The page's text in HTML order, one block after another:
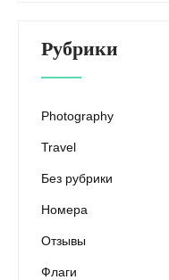
Рубрики
Photography
Travel
Без рубрики
Номера
Отзывы
Флаги